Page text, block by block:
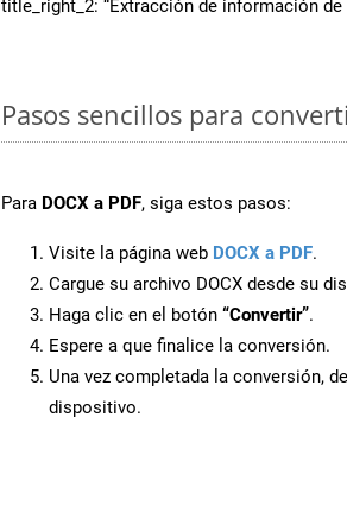
title_right_2: “Extracción de información de
Pasos sencillos para
Para DOCX a PDF, siga estos pasos:
Visite la página web DOCX a PDF.
Cargue su archivo DOCX desde su
Haga clic en el botón “Convertir”.
Espere a que finalice la conversión.
Una vez completada la conversión,
dispositivo.